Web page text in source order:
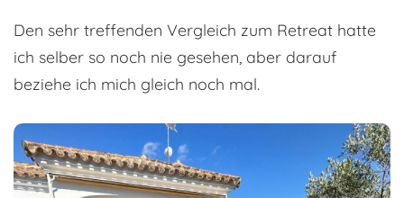
Den sehr treffenden Vergleich zum Retreat hatte
ich selber so noch nie gesehen, aber darauf
beziehe ich mich gleich noch mal.